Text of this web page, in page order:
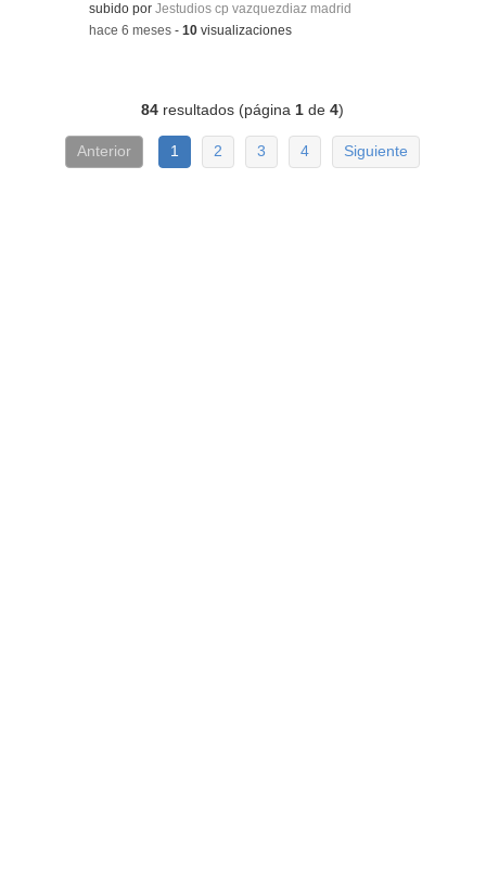
Contenido educativo.
subido porJestudios cp vazquezdiaz madrid
-hace 6 meses -10 visualizaciones
84 resultados (página 1 de4)
Anterior 1 2 3 4 Siguiente